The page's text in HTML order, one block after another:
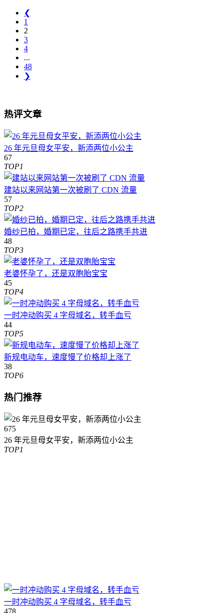
❮
1
2
3
4
...
48
❯
热评文章
26 年元旦母女平安，新添两位小公主
67
TOP1
建站以来网站第一次被刷了 CDN 流量
57
TOP2
婚纱已拍，婚期已定，往后之路携手共进
48
TOP3
老婆怀孕了，还是双胞胎宝宝
45
TOP4
一时冲动购买 4 字母域名，转手血亏
44
TOP5
新规电动车，速度慢了价格却上涨了
38
TOP6
热门推荐
675
26 年元旦母女平安，新添两位小公主
TOP1
一时冲动购买 4 字母域名，转手血亏
478